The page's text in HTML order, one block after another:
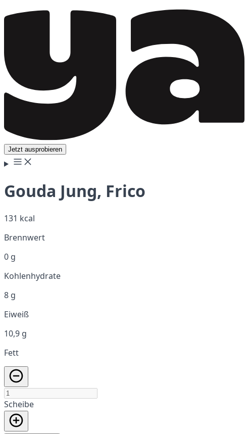
Jetzt ausprobieren
Gouda Jung, Frico
131 kcal
Brennwert
0 g
Kohlenhydrate
8 g
Eiweiß
10,9 g
Fett
Scheibe